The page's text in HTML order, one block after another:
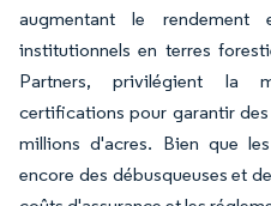
augmentant le rendement
institutionnels en terres
Partners, privilégient la
certifications pour garantir
millions d'acres. Bien que
encore des débusqueuses et